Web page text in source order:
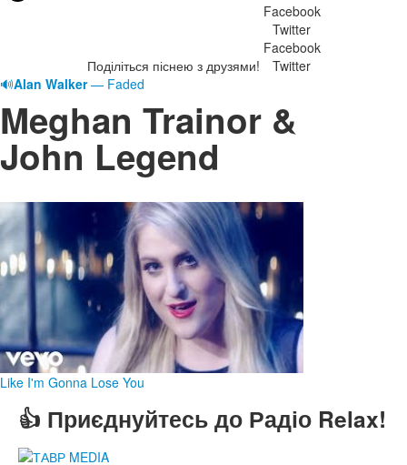
Поділіться піснею з друзями!
Facebook
Twitter
Facebook
Twitter
🔊Alan Walker— Faded
Meghan Trainor &
John Legend
Like I'm Gonna Lose You
👍 Приєднуйтесь до Радіо Relax!